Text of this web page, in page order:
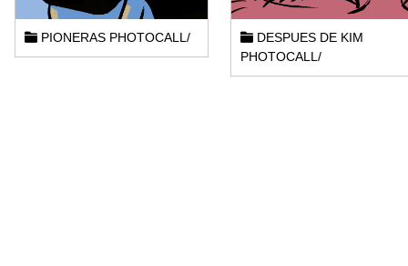
PIONERAS PHOTOCALL/
DESPUES DE KIM
PHOTOCALL/